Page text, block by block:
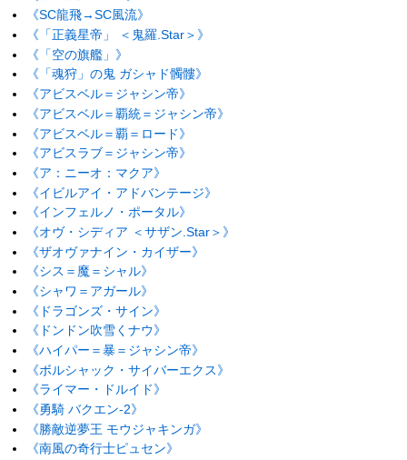
《SC龍飛→SC風流》
《「正義星帝」 ＜鬼羅.Star＞》
《「空の旗艦」》
《「魂狩」の鬼 ガシャド髑髏》
《アビスベル＝ジャシン帝》
《アビスベル＝覇統＝ジャシン帝》
《アビスベル＝覇＝ロード》
《アビスラブ＝ジャシン帝》
《ア：ニーオ：マクア》
《イビルアイ・アドバンテージ》
《インフェルノ・ポータル》
《オヴ・シディア ＜サザン.Star＞》
《ザオヴァナイン・カイザー》
《シス＝魔＝シャル》
《シャワ＝アガール》
《ドラゴンズ・サイン》
《ドンドン吹雪くナウ》
《ハイパー＝暴＝ジャシン帝》
《ボルシャック・サイバーエクス》
《ライマー・ドルイド》
《勇騎 バクエン-2》
《勝敵逆夢王 モウジャキンガ》
《南風の奇行士ピュセン》